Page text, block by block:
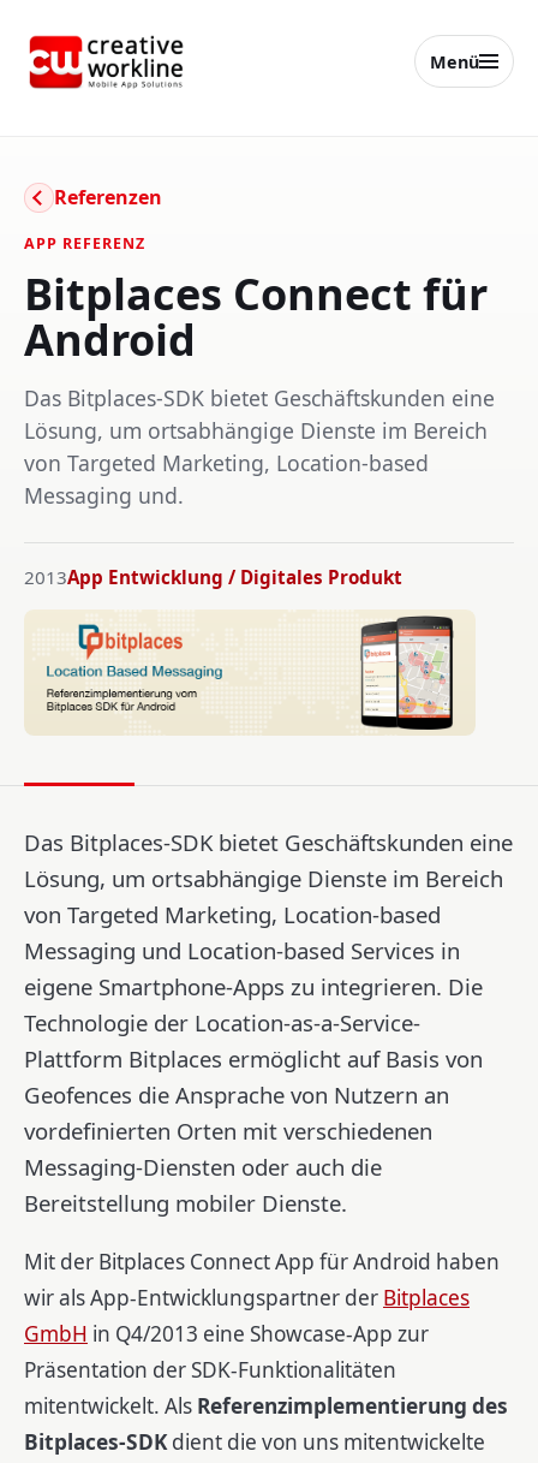
creative workline Menü
Referenzen
APP REFERENZ
Bitplaces Connect für
Android
Das Bitplaces-SDK bietet Geschäftskunden eine
Lösung, um ortsabhängige Dienste im Bereich
von Targeted Marketing, Location-based
Messaging und.
2013App Entwicklung / Digitales Produkt
Das Bitplaces-SDK bietet Geschäftskunden eine
Lösung, um ortsabhängige Dienste im Bereich
von Targeted Marketing, Location-based
Messaging und Location-based Services in
eigene Smartphone-Apps zu integrieren. Die
Technologie der Location-as-a-Service-
Plattform Bitplaces ermöglicht auf Basis von
Geofences die Ansprache von Nutzern an
vordefinierten Orten mit verschiedenen
Messaging-Diensten oder auch die
Bereitstellung mobiler Dienste.
Mit der Bitplaces Connect App für Android haben
wir als App-Entwicklungspartner der Bitplaces
GmbH in Q4/2013 eine Showcase-App zur
Präsentation der SDK-Funktionalitäten
mitentwickelt. Als Referenzimplementierung des
Bitplaces-SDKdient die von uns mitentwickelte